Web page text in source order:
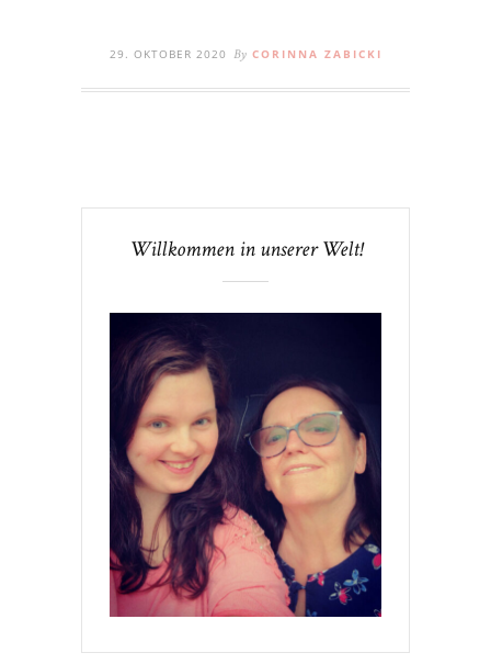
29. OKTOBER 2020 By CORINNA ZABICKI
Willkommen in unserer Welt!